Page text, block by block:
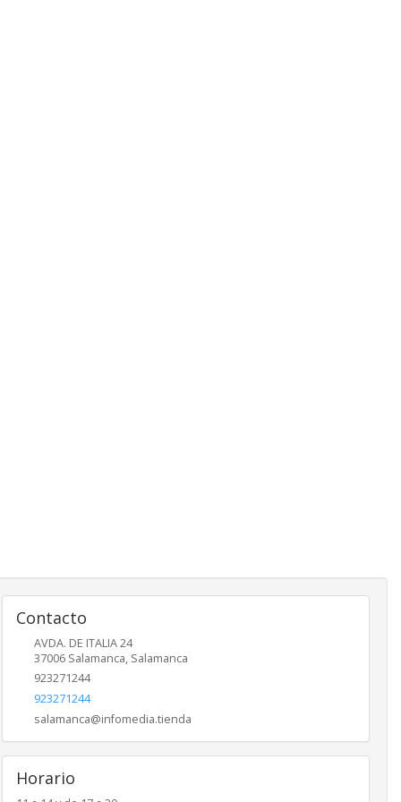
Contacto
AVDA. DE ITALIA 24
37006 Salamanca, Salamanca
923271244
923271244
salamanca@infomedia.tienda
Horario